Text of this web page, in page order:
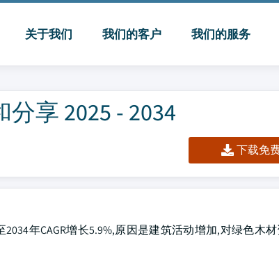
关于我们 我们的客户 我们的服务
享 2025 - 2034
下载免
年CAGR增长5.9%,原因是建筑活动增加,对绿色木